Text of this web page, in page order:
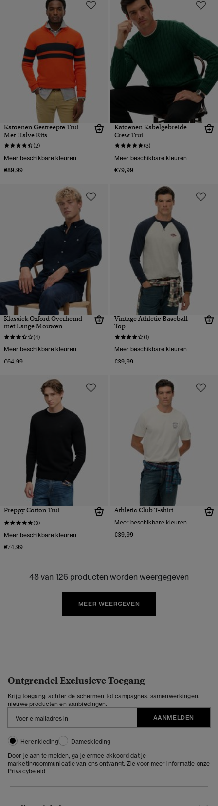
Katoenen Gestreepte Trui
Met Halve Rits
(2)
Meer beschikbare kleuren
€89,99
Katoenen Kabelgebreide
Crew Trui
(3)
Meer beschikbare kleuren
€79,99
Klassiek Oxford Overhemd
met Lange Mouwen
(4)
Meer beschikbare kleuren
€64,99
Vintage Athletic Baseball
Top
(1)
Meer beschikbare kleuren
€39,99
Preppy Cotton Trui
(3)
Meer beschikbare kleuren
€74,99
Athletic Club T-shirt
Meer beschikbare kleuren
€39,99
48 van 126 producten worden weergegeven
MEER WEERGEVEN
Ontgrendel Exclusieve Toegang
Krijg toegang: achter de schermen tot campagnes, samenwerkingen,
nieuwe producten en aanbiedingen.
AANMELDEN
Herenkleding
Dameskleding
Door je aan te melden, ga je ermee akkoord dat je
marketingcommunicatie van ons ontvangt. Zie voor meer informatie onze
Privacybeleid